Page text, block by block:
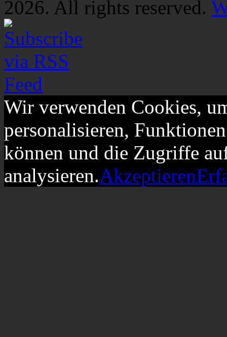
2026. All rights reserved.
Wir verwenden Cookies,
personalisieren,
können und die Zugriffe
analysieren.Akzeptieren